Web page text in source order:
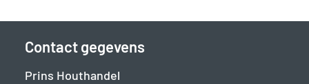
Contact gegevens
Prins Houthandel